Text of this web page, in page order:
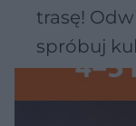
trasę!
spróbuj
Wawelu